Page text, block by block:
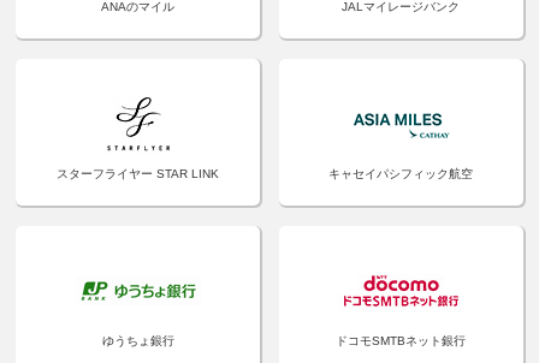
ANAのマイル JALマイレージバンク
スターフライヤー STAR LINK キャセイパシフィック航空
ゆうちょ銀行 ドコモSMTBネット銀行